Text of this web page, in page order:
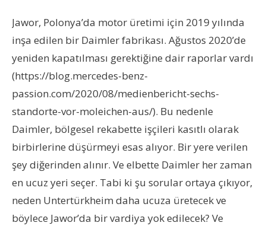
Jawor, Polonya’da motor üretimi için 2019 yılında
inşa edilen bir Daimler fabrikası. Ağustos 2020’de
yeniden kapatılması gerektiğine dair raporlar vardı
(https://blog.mercedes-benz-
passion.com/2020/08/medienbericht-sechs-
standorte-vor-moleichen-aus/). Bu nedenle
Daimler, bölgesel rekabette işçileri kasıtlı olarak
birbirlerine düşürmeyi esas alıyor. Bir yere verilen
şey diğerinden alınır. Ve elbette Daimler her zaman
en ucuz yeri seçer. Tabi ki şu sorular ortaya çıkıyor,
neden Untertürkheim daha ucuza üretecek ve
böylece Jawor’da bir vardiya yok edilecek? Ve